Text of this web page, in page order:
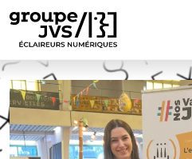
Cookies management panel